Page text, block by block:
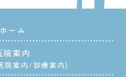
ホーム
院案内
院案内 診療案内